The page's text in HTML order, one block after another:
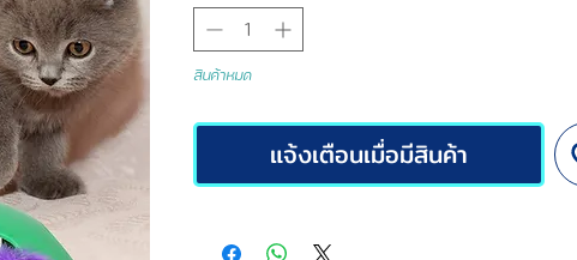
สินค้าหมด
แจ้งเตือนเมื่อมีสินค้า